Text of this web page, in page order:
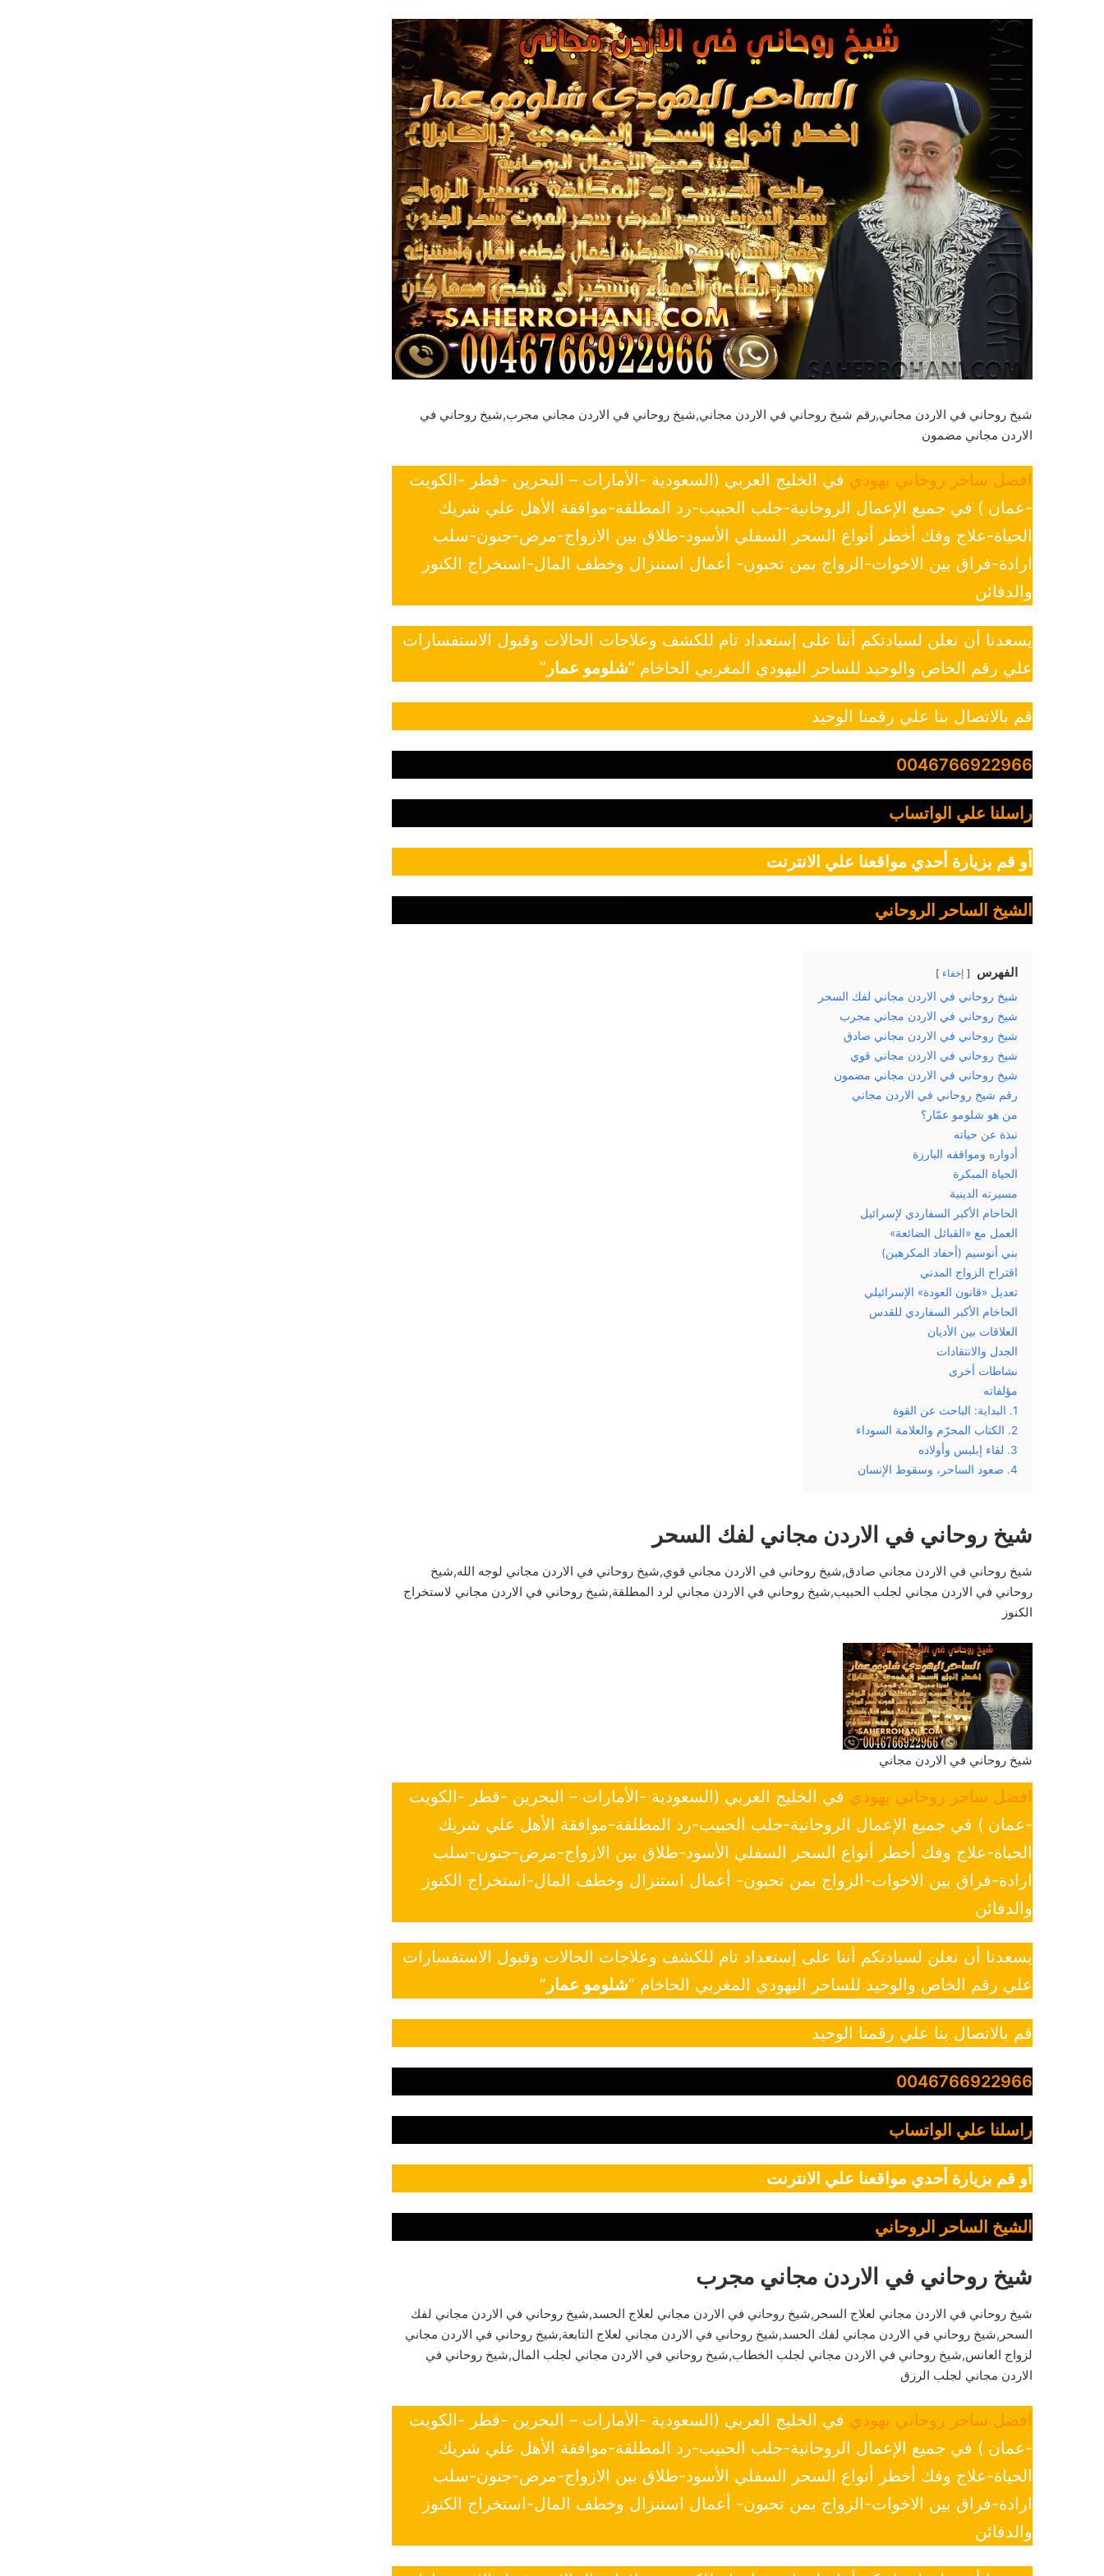
شيخ روحاني في الاردن مجاني,رقم شيخ روحاني في الاردن مجاني,شيخ روحاني في الاردن مجاني مجرب,شيخ روحاني في
الاردن مجاني مضمون
افضل ساحر روحاني يهودي في الخليج العربي (السعودية -الأمارات – البحرين -قطر -الكويت
-عمان ) في جميع الإعمال الروحانية-جلب الحبيب-رد المطلقة-موافقة الأهل علي شريك
الحياة-علاج وفك أخطر أنواع السحر السفلي الأسود-طلاق بين الازواج-مرض-جنون-سلب
ارادة-فراق بين الاخوات-الزواج بمن تحبون- أعمال استنزال وخطف المال-استخراج الكنوز
والدفائن
يسعدنا أن نعلن لسيادتكم أننا على إستعداد تام للكشف وعلاجات الحالات وقبول الاستفسارات
علي رقم الخاص والوحيد للساحر اليهودي المغربي الحاخام “شلومو عمار ”
قم بالاتصال بنا علي رقمنا الوحيد
0046766922966
راسلنا علي الواتساب
أو قم بزيارة أحدي مواقعنا علي الانترنت
الشيخ الساحر الروحاني
الفهرس إخفاء
شيخ روحاني في الاردن مجاني لفك السحر
شيخ روحاني في الاردن مجاني مجرب
شيخ روحاني في الاردن مجاني صادق
شيخ روحاني في الاردن مجاني قوي
شيخ روحاني في الاردن مجاني مضمون
رقم شيخ روحاني في الاردن مجاني
من هو شلومو عمّار؟
نبذة عن حياته
أدواره ومواقفه البارزة
الحياة المبكرة
مسيرته الدينية
الحاخام الأكبر السفاردي لإسرائيل
العمل مع «القبائل الضائعة»
بني أنوسيم (أحفاد المكرهين)
اقتراح الزواج المدني
تعديل «قانون العودة» الإسرائيلي
الحاخام الأكبر السفاردي للقدس
العلاقات بين الأديان
الجدل والانتقادات
نشاطات أخرى
مؤلفاته
1. البداية: الباحث عن القوة
2. الكتاب المحرّم والعلامة السوداء
3. لقاء إبليس وأولاده
4. صعود الساحر، وسقوط الإنسان
شيخ روحاني في الاردن مجاني لفك السحر
شيخ روحاني في الاردن مجاني صادق,شيخ روحاني في الاردن مجاني قوي,شيخ روحاني في الاردن مجاني لوجه الله,شيخ
روحاني في الاردن مجاني لجلب الحبيب,شيخ روحاني في الاردن مجاني لرد المطلقة,شيخ روحاني في الاردن مجاني لاستخراج
الكنوز
شيخ روحاني في الاردن مجاني
افضل ساحر روحاني يهودي في الخليج العربي (السعودية -الأمارات – البحرين -قطر -الكويت
-عمان ) في جميع الإعمال الروحانية-جلب الحبيب-رد المطلقة-موافقة الأهل علي شريك
الحياة-علاج وفك أخطر أنواع السحر السفلي الأسود-طلاق بين الازواج-مرض-جنون-سلب
ارادة-فراق بين الاخوات-الزواج بمن تحبون- أعمال استنزال وخطف المال-استخراج الكنوز
والدفائن
يسعدنا أن نعلن لسيادتكم أننا على إستعداد تام للكشف وعلاجات الحالات وقبول الاستفسارات
علي رقم الخاص والوحيد للساحر اليهودي المغربي الحاخام “شلومو عمار ”
قم بالاتصال بنا علي رقمنا الوحيد
0046766922966
راسلنا علي الواتساب
أو قم بزيارة أحدي مواقعنا علي الانترنت
الشيخ الساحر الروحاني
شيخ روحاني في الاردن مجاني مجرب
شيخ روحاني في الاردن مجاني لعلاج السحر,شيخ روحاني في الاردن مجاني لعلاج الحسد,شيخ روحاني في الاردن مجاني لفك
السحر,شيخ روحاني في الاردن مجاني لفك الحسد,شيخ روحاني في الاردن مجاني لعلاج التابعة,شيخ روحاني في الاردن مجاني
لزواج العانس,شيخ روحاني في الاردن مجاني لجلب الخطاب,شيخ روحاني في الاردن مجاني لجلب المال,شيخ روحاني في
الاردن مجاني لجلب الرزق
افضل ساحر روحاني يهودي في الخليج العربي (السعودية -الأمارات – البحرين -قطر -الكويت
-عمان ) في جميع الإعمال الروحانية-جلب الحبيب-رد المطلقة-موافقة الأهل علي شريك
الحياة-علاج وفك أخطر أنواع السحر السفلي الأسود-طلاق بين الازواج-مرض-جنون-سلب
ارادة-فراق بين الاخوات-الزواج بمن تحبون- أعمال استنزال وخطف المال-استخراج الكنوز
والدفائن